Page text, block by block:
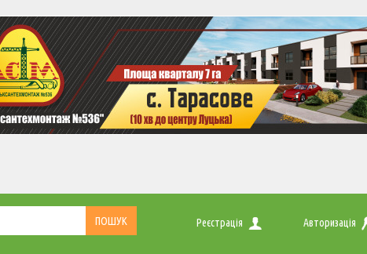
Реєстрація Авторизація